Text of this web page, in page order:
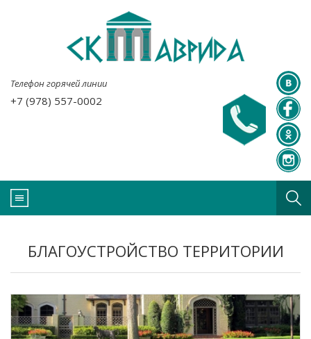
Телефон горячей линии
+7 (978) 557-0002
БЛАГОУСТРОЙСТВО ТЕРРИТОРИИ